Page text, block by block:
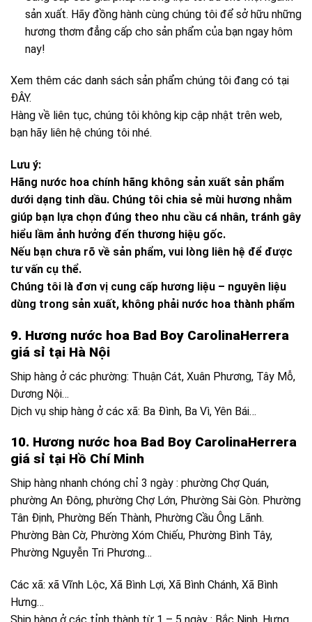
sản xuất. Hãy đồng hành cùng chúng tôi để sở hữu những
hương thơm đẳng cấp cho sản phẩm của bạn ngay hôm
nay!
Xem thêm các danh sách sản phẩm chúng tôi đang có tại
ĐÂY.
Hàng về liên tục, chúng tôi không kịp cập nhật trên web,
bạn hãy liên hệ chúng tôi nhé.
Lưu ý:
Hãng nước hoa chính hãng không sản xuất sản phẩm
dưới dạng tinh dầu. Chúng tôi chia sẻ mùi hương nhằm
giúp bạn lựa chọn đúng theo nhu cầu cá nhân, tránh gây
hiểu lầm ảnh hưởng đến thương hiệu gốc.
Nếu bạn chưa rõ về sản phẩm, vui lòng liên hệ để được
tư vấn cụ thể.
Chúng tôi là đơn vị cung cấp hương liệu – nguyên liệu
dùng trong sản xuất, không phải nước hoa thành phẩm
9. Hương nước hoa Bad Boy CarolinaHerrera
giá sỉ tại Hà Nội
Ship hàng ở các phường: Thuận Cát, Xuân Phương, Tây Mỗ,
Dương Nội…
Dịch vụ ship hàng ở các xã: Ba Đình, Ba Vì, Yên Bái…
10. Hương nước hoa Bad Boy CarolinaHerrera
giá sỉ tại Hồ Chí Minh
Ship hàng nhanh chóng chỉ 3 ngày : phường Chợ Quán,
phường An Đông, phường Chợ Lớn, Phường Sài Gòn. Phường
Tân Định, Phường Bến Thành, Phường Cầu Ông Lãnh.
Phường Bàn Cờ, Phường Xóm Chiếu, Phường Bình Tây,
Phường Nguyễn Tri Phương…
Các xã: xã Vĩnh Lộc, Xã Bình Lợi, Xã Bình Chánh, Xã Bình
Hưng…